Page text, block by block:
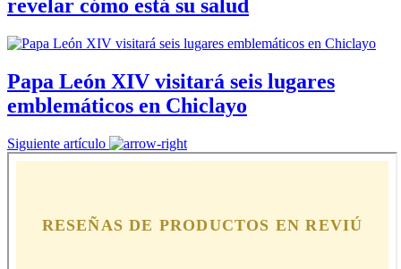
revelar cómo está su salud
Papa León XIV visitará seis lugares
emblemáticos en Chiclayo
Siguiente artículo